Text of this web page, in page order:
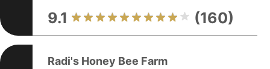
9.1 (160)
Radi's Honey Bee Farm